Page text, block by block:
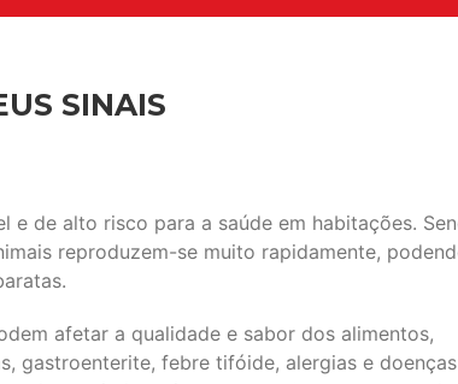
SINAIS
e de alto risco para a saúde em habitações.
reproduzem-se muito rapidamente,
afetar a qualidade e sabor dos alimentos,
gastroenterite, febre tifóide, alergias e doenças